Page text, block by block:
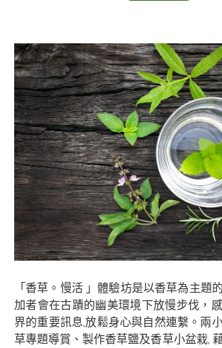
「香草。慢活 」體驗坊是以香草為主題
加者會在古蹟的幽美環境下放慢步伐，
界的重要訊息,放鬆身心與自然連繫。兩
草專題導賞、製作香草鹽及香草小盆栽,